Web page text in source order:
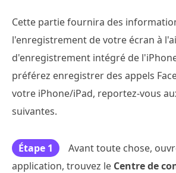
Cette partie fournira des
l'enregistrement de votre écran à
d'enregistrement intégré de
préférez enregistrer des appels
votre iPhone/iPad, reportez-vous
suivantes.
Étape 1 Avant toute chose,
application, trouvez le Centre de